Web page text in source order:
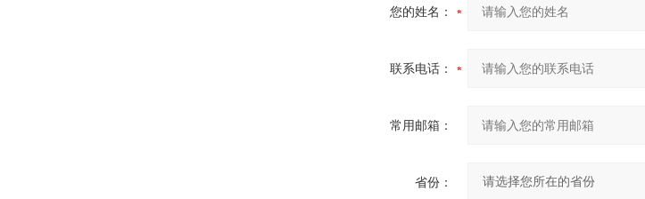
您的姓名：
联系电话：
常用邮箱：
省份：